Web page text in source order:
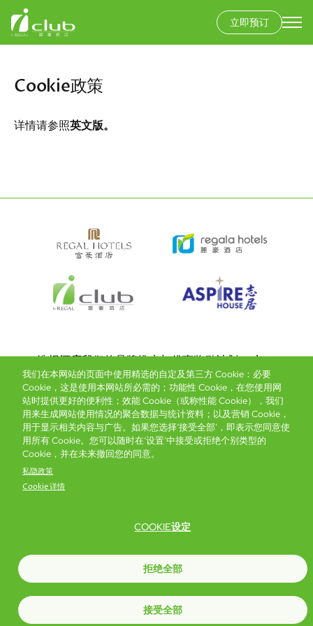
立即预订
menu
Cookie政策
详情请参照英文版。
Bottom
menu
选择酒店我们的品牌推广与优惠奖励计划e-shop
管理层简介
17016348
Footer无障碍声明私隐声明Cookie政策网站使用条款
抢先一步，掌握最新资讯！
我们在本网站的页面中使用精选的自定及第三方 Cookie：必要
Cookie，这是使用本网站所必需的；功能性 Cookie，在您使用网
站时提供更好的便利性；效能 Cookie（或称性能 Cookie），我们
用来生成网站使用情况的聚合数据与统计资料；以及营销 Cookie，
用于显示相关内容与广告。如果您选择‘接受全部’，即表示您同意使
用所有 Cookie。您可以随时在‘设置’中接受或拒绝个别类型的
Cookie，并在未来撤回您的同意。
私隐政策
Cookie 详情
COOKIE设定
拒绝全部
接受全部